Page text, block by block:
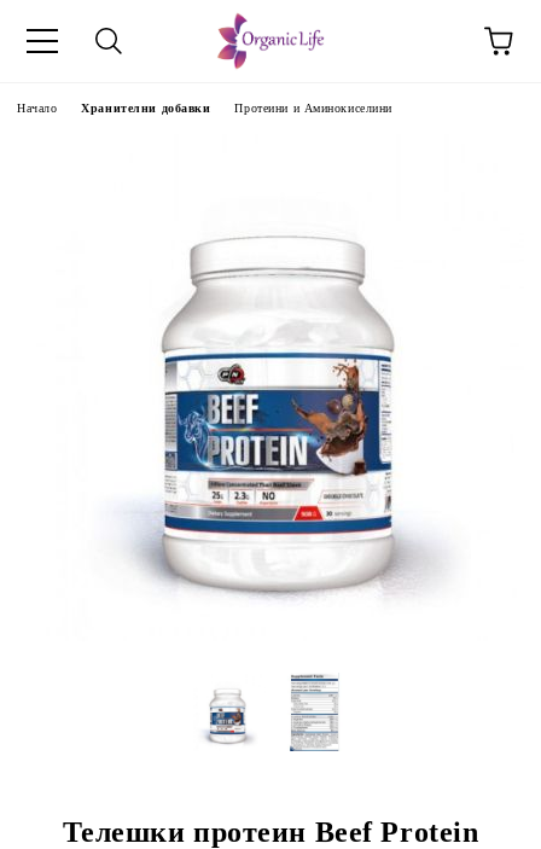
Начало Хранителни добавки Протеини и Аминокиселини
Телешки протеин Beef Protein